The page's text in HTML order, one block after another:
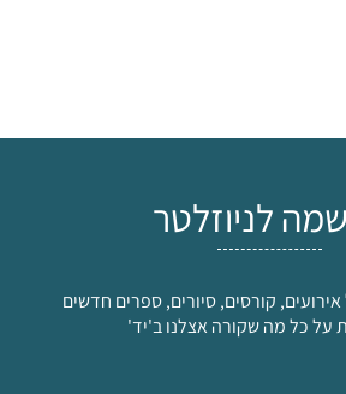
לניוזלטר
קורסים, סיורים, ספרים חדשים
על כל מה שקורה אצלנו ב'יד'